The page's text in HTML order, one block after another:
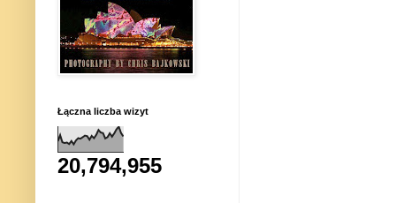
Łączna liczba wizyt
20,794,955